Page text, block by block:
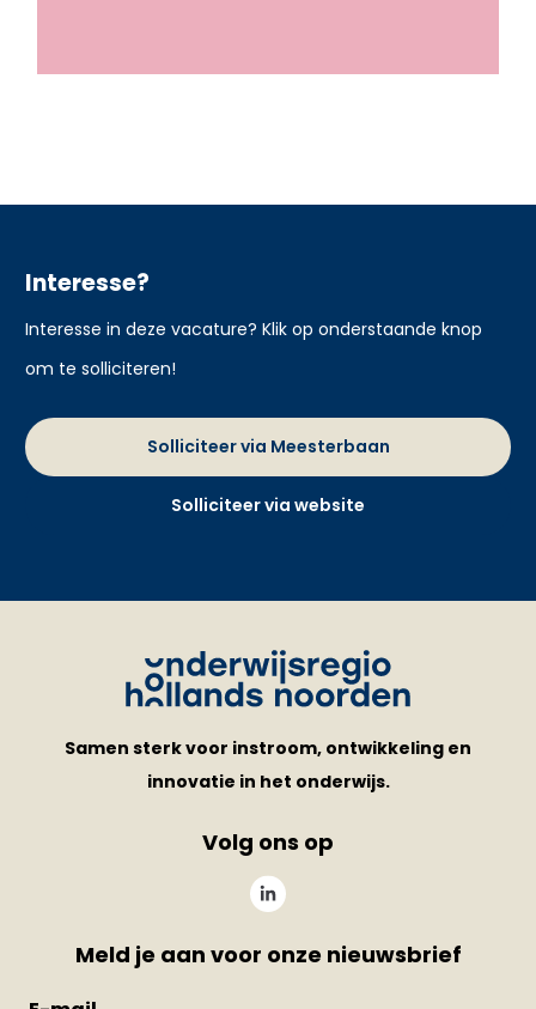
Interesse?
Interesse in deze vacature? Klik op onderstaande knop
om te solliciteren!
Solliciteer via Meesterbaan
Solliciteer via website
Samen sterk voor instroom, ontwikkeling en
innovatie in het onderwijs.
Volg ons op
Meld je aan voor onze nieuwsbrief